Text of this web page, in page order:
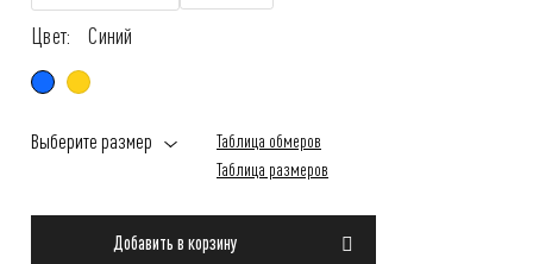
Цвет: Синий
Выберите размер
Таблица обмеров
Таблица размеров
Добавить в корзину